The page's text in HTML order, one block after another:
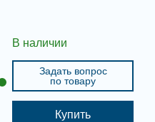
В наличии
Задать вопрос
по товару
Купить